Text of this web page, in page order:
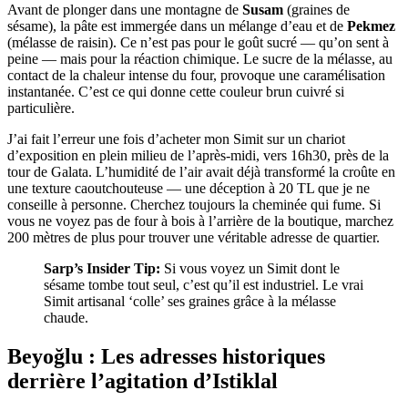
Avant de plonger dans une montagne de Susam (graines de
sésame), la pâte est immergée dans un mélange d’eau et de Pekmez
(mélasse de raisin). Ce n’est pas pour le goût sucré — qu’on sent à
peine — mais pour la réaction chimique. Le sucre de la mélasse, au
contact de la chaleur intense du four, provoque une caramélisation
instantanée. C’est ce qui donne cette couleur brun cuivré si
particulière.
J’ai fait l’erreur une fois d’acheter mon Simit sur un chariot
d’exposition en plein milieu de l’après-midi, vers 16h30, près de la
tour de Galata. L’humidité de l’air avait déjà transformé la croûte en
une texture caoutchouteuse — une déception à 20 TL que je ne
conseille à personne. Cherchez toujours la cheminée qui fume. Si
vous ne voyez pas de four à bois à l’arrière de la boutique, marchez
200 mètres de plus pour trouver une véritable adresse de quartier.
Sarp’s Insider Tip: Si vous voyez un Simit dont le
sésame tombe tout seul, c’est qu’il est industriel. Le vrai
Simit artisanal ‘colle’ ses graines grâce à la mélasse
chaude.
Beyoğlu : Les adresses historiques
derrière l’agitation d’Istiklal